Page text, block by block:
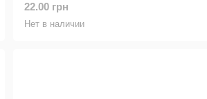
22.00 грн
Нет в наличии